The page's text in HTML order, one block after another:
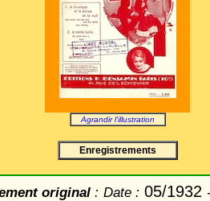
Agrandir l'illustration
Enregistrements
original : Date : 05/1932